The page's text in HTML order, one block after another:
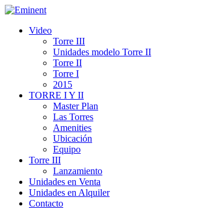
Video
Torre III
Unidades modelo Torre II
Torre II
Torre I
2015
TORRE I Y II
Master Plan
Las Torres
Amenities
Ubicación
Equipo
Torre III
Lanzamiento
Unidades en Venta
Unidades en Alquiler
Contacto